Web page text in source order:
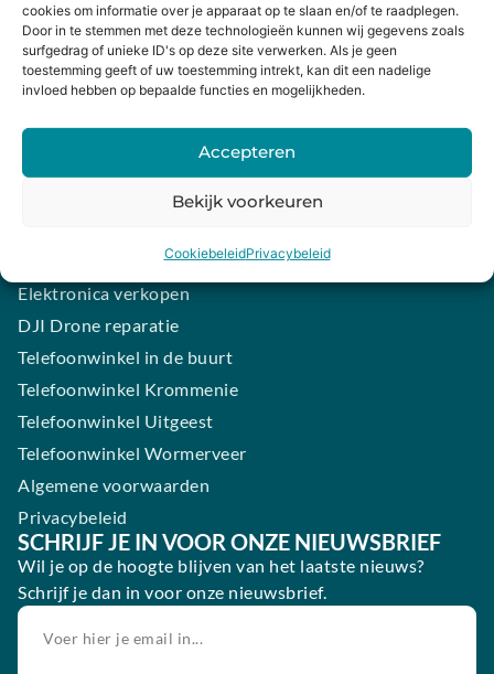
cookies om informatie over je apparaat op te slaan en/of te raadplegen.
Door in te stemmen met deze technologieën kunnen wij gegevens zoals
surfgedrag of unieke ID's op deze site verwerken. Als je geen
toestemming geeft of uw toestemming intrekt, kan dit een nadelige
invloed hebben op bepaalde functies en mogelijkheden.
Accepteren
Bekijk voorkeuren
CookiebeleidPrivacybeleid
Mijn winkelwagen
HANDIGE LINKS
Levering en retourneren
Garantie
Contact
Samsung smartphone laten maken
Elektronica verkopen
DJI Drone reparatie
Telefoonwinkel in de buurt
Telefoonwinkel Krommenie
Telefoonwinkel Uitgeest
Telefoonwinkel Wormerveer
Algemene voorwaarden
Privacybeleid
SCHRIJF JE IN VOOR ONZE NIEUWSBRIEF
Wil je op de hoogte blijven van het laatste nieuws?
Schrijf je dan in voor onze nieuwsbrief.